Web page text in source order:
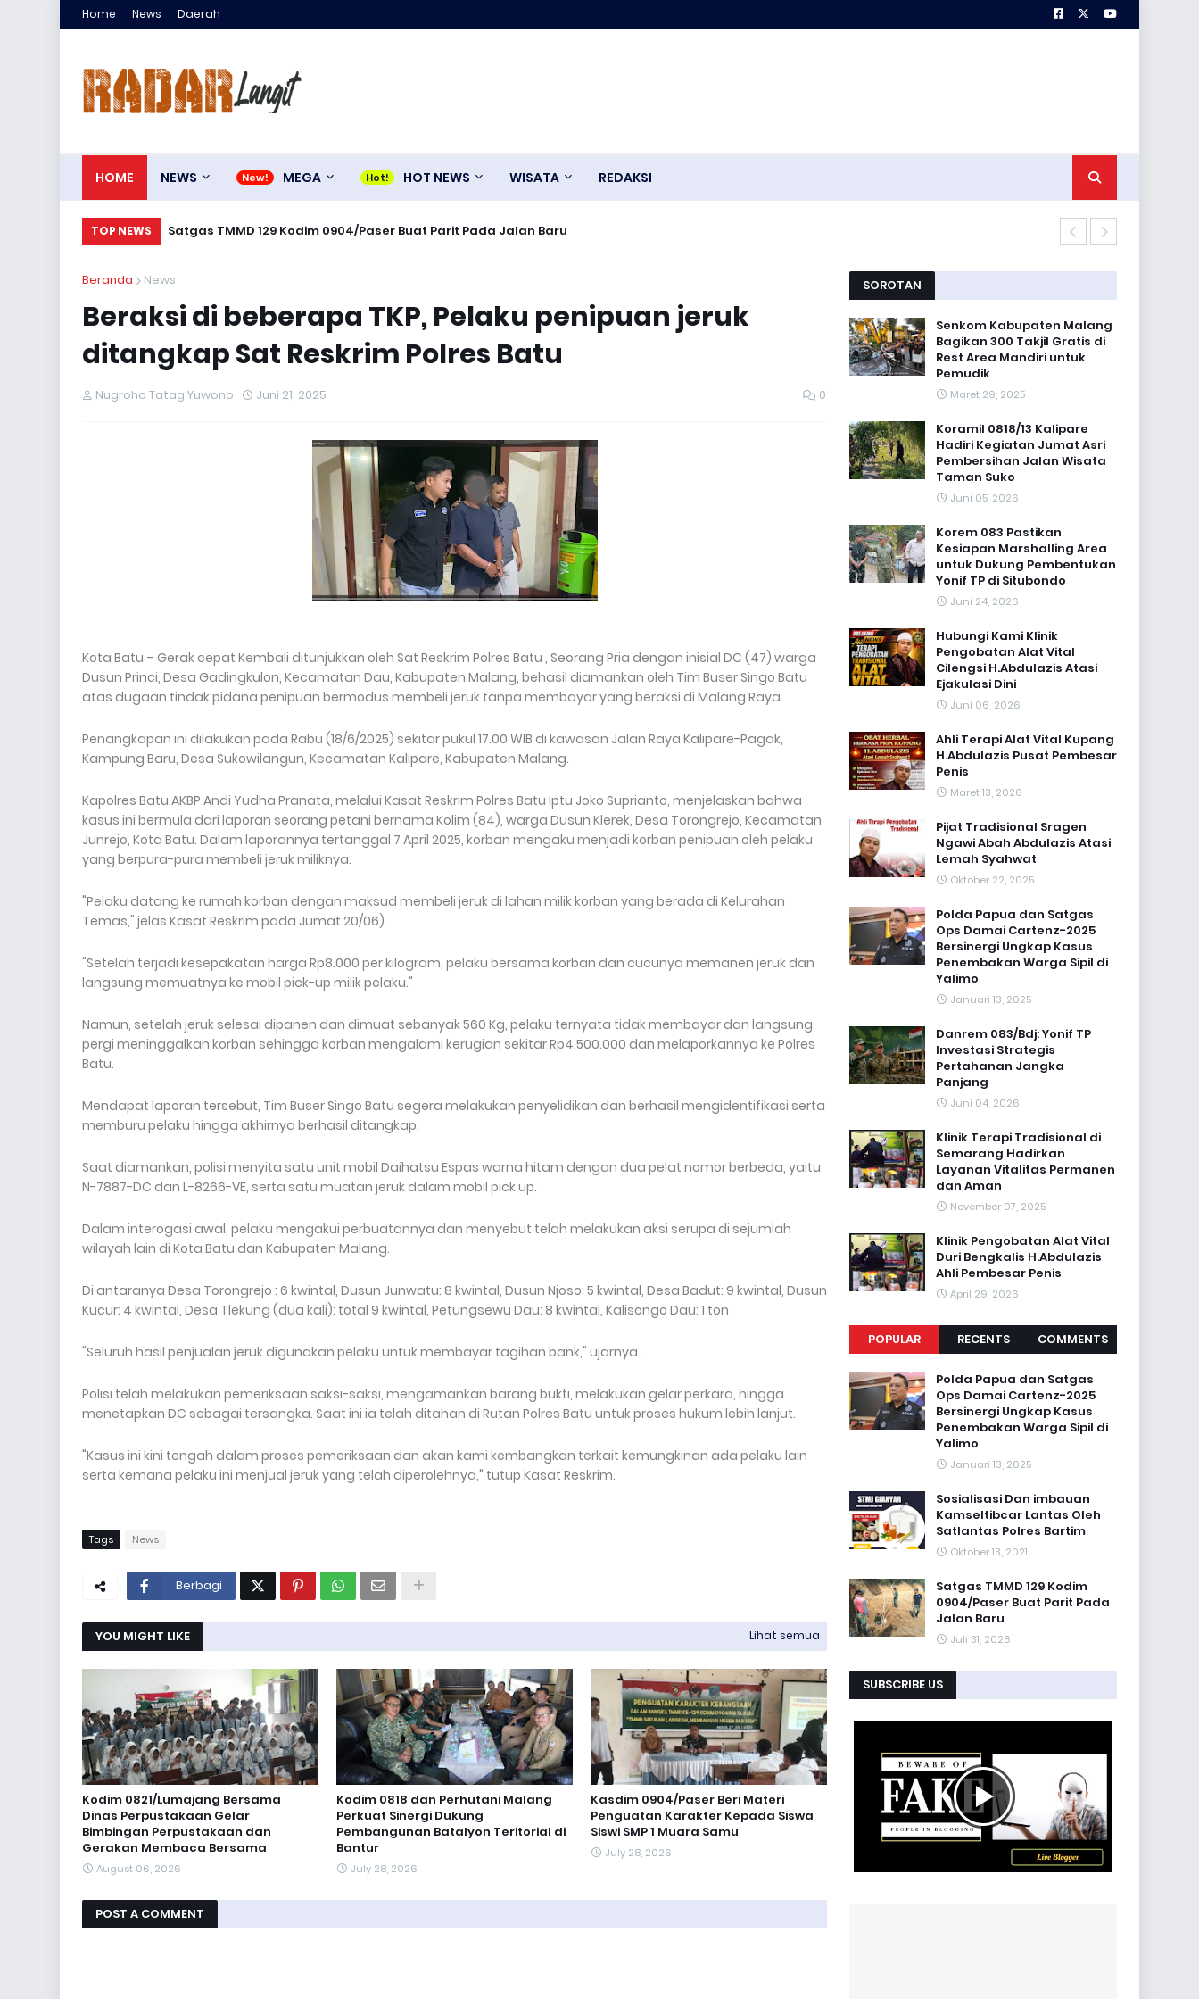
Home News Daerah
HOME NEWS MEGA HOT NEWS WISATA REDAKSI
TOP NEWS Satgas TMMD 129 Kodim 0904/Paser Buat Parit Pada Jalan Baru
Beranda News
Beraksi di beberapa TKP, Pelaku penipuan jeruk
ditangkap Sat Reskrim Polres Batu
Nugroho Tatag Yuwono Juni 21, 2025 0
Kota Batu – Gerak cepat Kembali ditunjukkan oleh Sat Reskrim Polres Batu , Seorang Pria dengan inisial DC (47) warga
Dusun Princi, Desa Gadingkulon, Kecamatan Dau, Kabupaten Malang, behasil diamankan oleh Tim Buser Singo Batu
atas dugaan tindak pidana penipuan bermodus membeli jeruk tanpa membayar yang beraksi di Malang Raya.
Penangkapan ini dilakukan pada Rabu (18/6/2025) sekitar pukul 17.00 WIB di kawasan Jalan Raya Kalipare-Pagak,
Kampung Baru, Desa Sukowilangun, Kecamatan Kalipare, Kabupaten Malang.
Kapolres Batu AKBP Andi Yudha Pranata, melalui Kasat Reskrim Polres Batu Iptu Joko Suprianto, menjelaskan bahwa
kasus ini bermula dari laporan seorang petani bernama Kolim (84), warga Dusun Klerek, Desa Torongrejo, Kecamatan
Junrejo, Kota Batu. Dalam laporannya tertanggal 7 April 2025, korban mengaku menjadi korban penipuan oleh pelaku
yang berpura-pura membeli jeruk miliknya.
"Pelaku datang ke rumah korban dengan maksud membeli jeruk di lahan milik korban yang berada di Kelurahan
Temas," jelas Kasat Reskrim pada Jumat 20/06).
"Setelah terjadi kesepakatan harga Rp8.000 per kilogram, pelaku bersama korban dan cucunya memanen jeruk dan
langsung memuatnya ke mobil pick-up milik pelaku."
Namun, setelah jeruk selesai dipanen dan dimuat sebanyak 560 Kg, pelaku ternyata tidak membayar dan langsung
pergi meninggalkan korban sehingga korban mengalami kerugian sekitar Rp4.500.000 dan melaporkannya ke Polres
Batu.
Mendapat laporan tersebut, Tim Buser Singo Batu segera melakukan penyelidikan dan berhasil mengidentifikasi serta
memburu pelaku hingga akhirnya berhasil ditangkap.
Saat diamankan, polisi menyita satu unit mobil Daihatsu Espas warna hitam dengan dua pelat nomor berbeda, yaitu
N-7887-DC dan L-8266-VE, serta satu muatan jeruk dalam mobil pick up.
Dalam interogasi awal, pelaku mengakui perbuatannya dan menyebut telah melakukan aksi serupa di sejumlah
wilayah lain di Kota Batu dan Kabupaten Malang.
Di antaranya Desa Torongrejo : 6 kwintal, Dusun Junwatu: 8 kwintal, Dusun Njoso: 5 kwintal, Desa Badut: 9 kwintal, Dusun
Kucur: 4 kwintal, Desa Tlekung (dua kali): total 9 kwintal, Petungsewu Dau: 8 kwintal, Kalisongo Dau: 1 ton
"Seluruh hasil penjualan jeruk digunakan pelaku untuk membayar tagihan bank," ujarnya.
Polisi telah melakukan pemeriksaan saksi-saksi, mengamankan barang bukti, melakukan gelar perkara, hingga
menetapkan DC sebagai tersangka. Saat ini ia telah ditahan di Rutan Polres Batu untuk proses hukum lebih lanjut.
"Kasus ini kini tengah dalam proses pemeriksaan dan akan kami kembangkan terkait kemungkinan ada pelaku lain
serta kemana pelaku ini menjual jeruk yang telah diperolehnya," tutup Kasat Reskrim.
Tags News
Berbagi
YOU MIGHT LIKE Lihat semua
Kodim 0821/Lumajang Bersama
Dinas Perpustakaan Gelar
Bimbingan Perpustakaan dan
Gerakan Membaca Bersama
August 06, 2026
Kodim 0818 dan Perhutani Malang
Perkuat Sinergi Dukung
Pembangunan Batalyon Teritorial di
Bantur
July 28, 2026
Kasdim 0904/Paser Beri Materi
Penguatan Karakter Kepada Siswa
Siswi SMP 1 Muara Samu
July 28, 2026
POST A COMMENT
SOROTAN
Senkom Kabupaten Malang
Bagikan 300 Takjil Gratis di
Rest Area Mandiri untuk
Pemudik
Maret 29, 2025
Koramil 0818/13 Kalipare
Hadiri Kegiatan Jumat Asri
Pembersihan Jalan Wisata
Taman Suko
Juni 05, 2026
Korem 083 Pastikan
Kesiapan Marshalling Area
untuk Dukung Pembentukan
Yonif TP di Situbondo
Juni 24, 2026
Hubungi Kami Klinik
Pengobatan Alat Vital
Cilengsi H.Abdulazis Atasi
Ejakulasi Dini
Juni 06, 2026
Ahli Terapi Alat Vital Kupang
H.Abdulazis Pusat Pembesar
Penis
Maret 13, 2026
Pijat Tradisional Sragen
Ngawi Abah Abdulazis Atasi
Lemah Syahwat
Oktober 22, 2025
Polda Papua dan Satgas
Ops Damai Cartenz-2025
Bersinergi Ungkap Kasus
Penembakan Warga Sipil di
Yalimo
Januari 13, 2025
Danrem 083/Bdj: Yonif TP
Investasi Strategis
Pertahanan Jangka
Panjang
Juni 04, 2026
Klinik Terapi Tradisional di
Semarang Hadirkan
Layanan Vitalitas Permanen
dan Aman
November 07, 2025
Klinik Pengobatan Alat Vital
Duri Bengkalis H.Abdulazis
Ahli Pembesar Penis
April 29, 2026
POPULAR RECENTS COMMENTS
Polda Papua dan Satgas
Ops Damai Cartenz-2025
Bersinergi Ungkap Kasus
Penembakan Warga Sipil di
Yalimo
Januari 13, 2025
Sosialisasi Dan imbauan
Kamseltibcar Lantas Oleh
Satlantas Polres Bartim
Oktober 13, 2021
Satgas TMMD 129 Kodim
0904/Paser Buat Parit Pada
Jalan Baru
Juli 31, 2026
SUBSCRIBE US